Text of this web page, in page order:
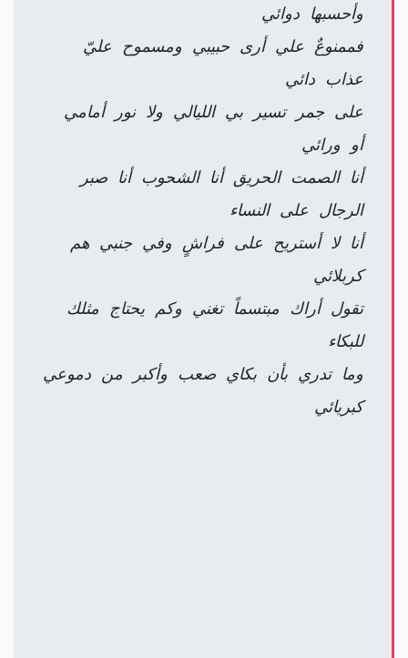
وأحسبها دوائي
فممنوعٌ علي أرى حبيبي ومسموح عليّ
عذاب دائي
على جمر تسير بي الليالي ولا نور أمامي
أو ورائي
أنا الصمت الحريق أنا الشحوب أنا صبر
الرجال على النساء
أنا لا أستريح على فراشٍ وفي جنبي هم
كربلائي
تقول أراك مبتسماً تغني وكم يحتاج مثلك
للبكاء
وما تدري بأن بكاي صعب وأكبر من دموعي
كبريائي